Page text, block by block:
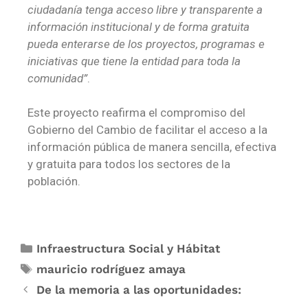
ciudadanía tenga acceso libre y transparente a
información institucional y de forma gratuita
pueda enterarse de los proyectos, programas e
iniciativas que tiene la entidad para toda la
comunidad”.
Este proyecto reafirma el compromiso del
Gobierno del Cambio de facilitar el acceso a la
información pública de manera sencilla, efectiva
y gratuita para todos los sectores de la
población.
Infraestructura Social y Hábitat
mauricio rodríguez amaya
De la memoria a las oportunidades: